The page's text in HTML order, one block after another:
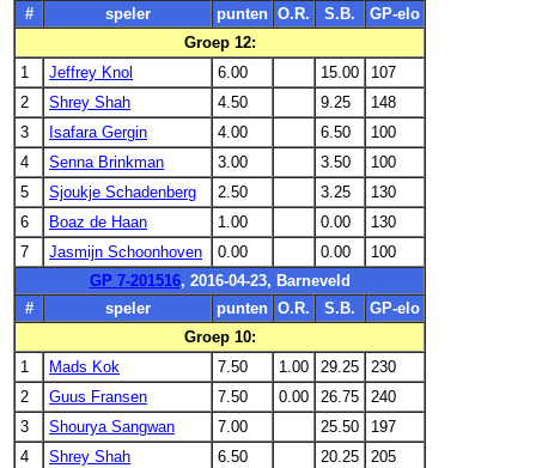
#
speler punten O.R. S.B.
GP-elo
Groep 12:
1
Jeffrey Knol 6.00 15.00
107
2
Shrey Shah 4.50 9.25
148
3
Isafara Gergin 4.00 6.50
100
4
Senna Brinkman 3.00 3.50
100
5
Sjoukje Schadenberg 2.50 3.25
130
6
Boaz de Haan 1.00 0.00
130
7
Jasmijn Schoonhoven 0.00 0.00
100
GP 7-201516, 2016-04-23, Barneveld
#
speler punten O.R. S.B.
GP-elo
Groep 10:
1
Mads Kok 7.50 1.00 29.25
230
2
Guus Fransen 7.50 0.00 26.75
240
3
Shourya Sangwan 7.00 25.50
197
4
Shrey Shah 6.50 20.25
205